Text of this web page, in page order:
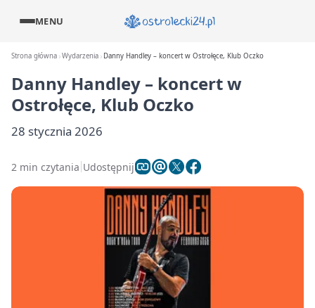
MENU
Strona główna Wydarzenia Danny Handley – koncert w Ostrołęce, Klub Oczko
Danny Handley – koncert w
Ostrołęce, Klub Oczko
28 stycznia 2026
2 min czytania Udostępnij